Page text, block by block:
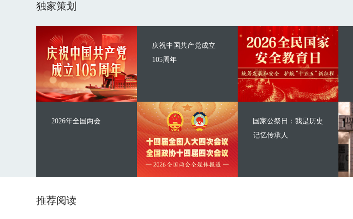
独家策划
庆祝中国共产党成立
105周年
2026年全国两会
国家公祭日：我是历史
记忆传承人
推荐阅读